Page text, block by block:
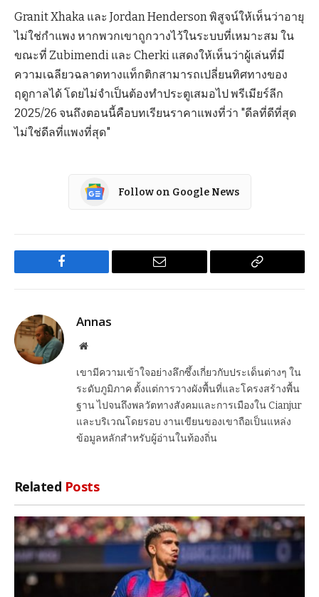
Granit Xhaka และ Jordan Henderson พิสูจน์ให้เห็นว่าอายุ
ไม่ใช่กำแพง หากพวกเขาถูกวางไว้ในระบบที่เหมาะสม ใน
ขณะที่ Zubimendi และ Cherki แสดงให้เห็นว่าผู้เล่นที่มี
ความเฉลียวฉลาดทางแท็กติกสามารถเปลี่ยนทิศทางของ
ฤดูกาลได้ โดยไม่จำเป็นต้องทำประตูเสมอไป พรีเมียร์ลีก
2025/26 จนถึงตอนนี้คือบทเรียนราคาแพงที่ว่า "ดีลที่ดีที่สุด
ไม่ใช่ดีลที่แพงที่สุด"
Follow on Google News
Facebook Email
Copy
Annas
Website
เขามีความเข้าใจอย่างลึกซึ้งเกี่ยวกับประเด็นต่างๆ ใน
ระดับภูมิภาค ตั้งแต่การวางผังพื้นที่และโครงสร้างพื้น
ฐาน ไปจนถึงพลวัตทางสังคมและการเมืองใน Cianjur
และบริเวณโดยรอบ งานเขียนของเขาถือเป็นแหล่ง
ข้อมูลหลักสำหรับผู้อ่านในท้องถิ่น
Related Posts